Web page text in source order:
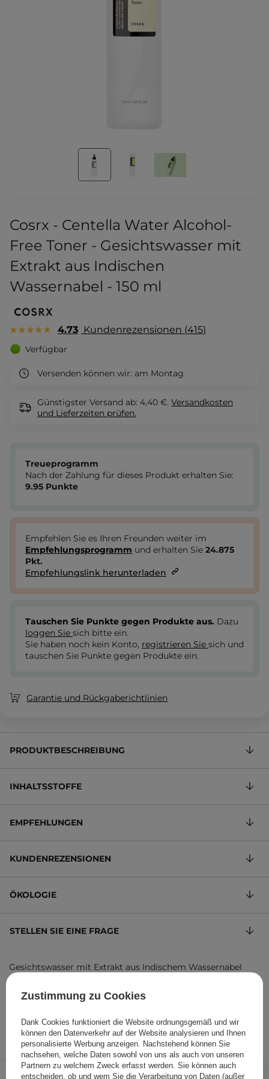
Cosrx - Centella Water Alcohol-
Free Toner - Gesichtswasser mit
Extrakt aus Indischen
Wassernabel - 150 ml
4.73 Kundenrezensionen 415
Verfügbar
Versenden können wir: am Montag
Günstigster Versand ab: 4,40 €. Versandkosten
und Lieferzeiten prüfen.
9,95 € /Stk.
Treueprogramm
Nach der Zahlung für dieses Produkt erhalten Sie:
9.95 Punkte
Empfehlen Sie es Ihren Freunden weiter im
Empfehlungsprogramm und erhalten Sie 24.875
Pkt.
Empfehlungslink herunterladen
Tauschen Sie Punkte gegen Produkte aus. Dazu
loggen Sie sich bitte ein.
Sie haben noch kein Konto, registrieren Sie sich und
tauschen Sie Punkte gegen Produkte ein.
Garantie und Rückgaberichtlinien
PRODUKTBESCHREIBUNG
INHALTSSTOFFE
EMPFEHLUNGEN
KUNDENREZENSIONEN
ÖKOLOGIE
STELLEN SIE EINE FRAGE
Gesichtswasser mit Extrakt aus Indischem Wassernabel
Produktcode: 1472
Zustimmung zu Cookies
Dank Cookies funktioniert die Website ordnungsgemäß und wir
können den Datenverkehr auf der Website analysieren und Ihnen
personalisierte Werbung anzeigen. Nachstehend können Sie
nachsehen, welche Daten sowohl von uns als auch von unseren
Partnern zu welchem Zweck erfasst werden. Sie können auch
entscheiden, ob und wem Sie die Verarbeitung von Daten (außer